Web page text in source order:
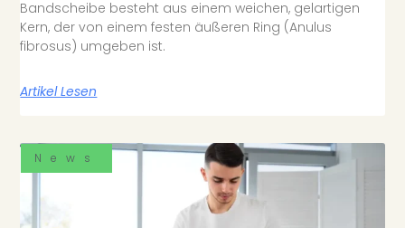
Bandscheibe besteht aus einem weichen, gelartigen
Kern, der von einem festen äußeren Ring (Anulus
fibrosus) umgeben ist.
Artikel Lesen
News